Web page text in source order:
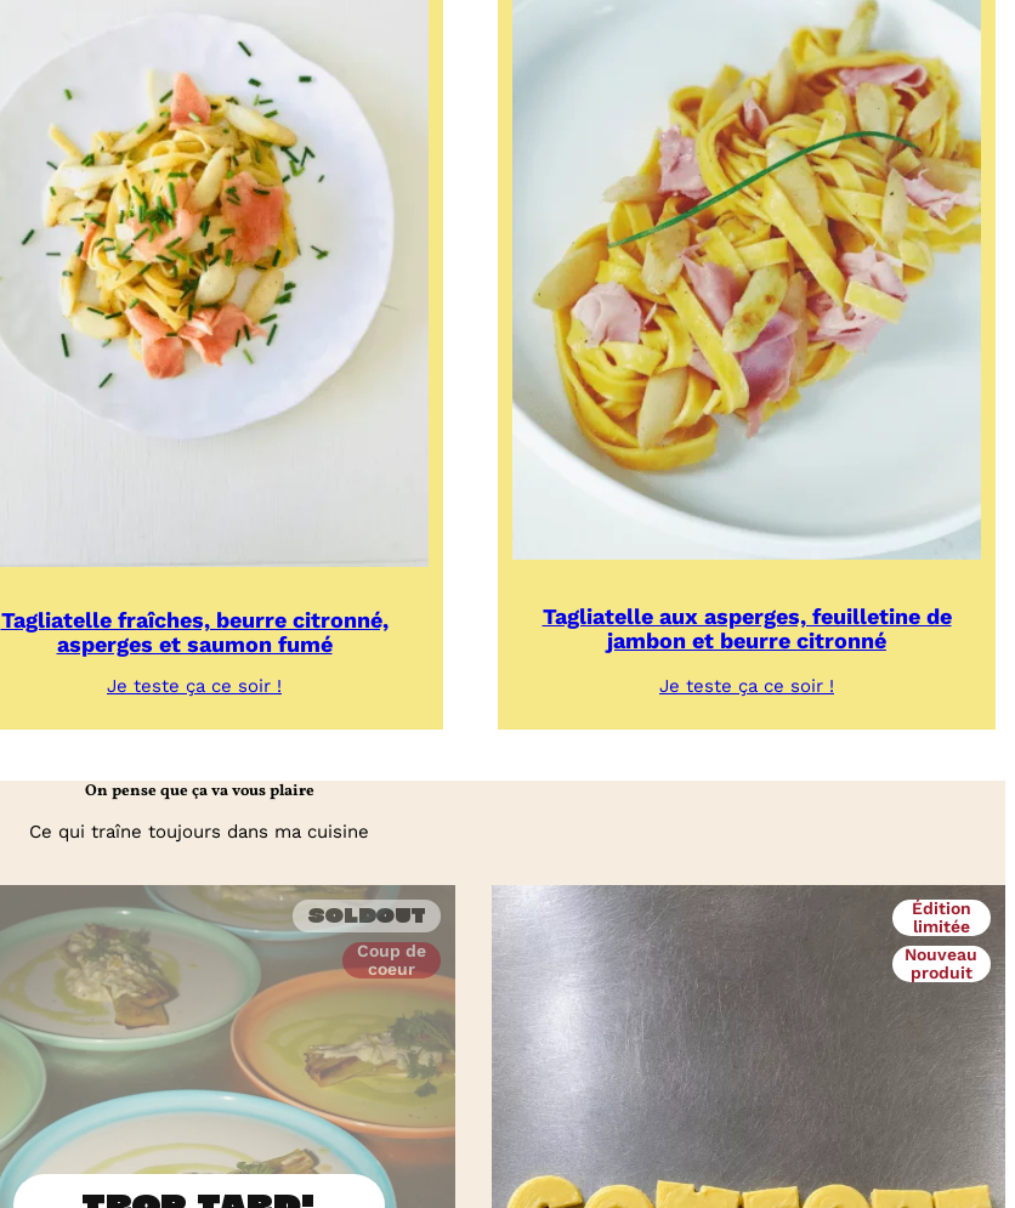
Tagliatelle fraîches, beurre citronné,
asperges et saumon fumé
Je teste ça ce soir !
fraîches,
asperges
saumon
Tagliatelle aux asperges, feuilletine de
jambon et beurre citronné
Je teste ça ce soir !
aux
citronné
On pense que ça va vous plaire
Ce qui traîne toujours dans ma cuisine
Soldout
Coup de
coeur
Édition
limitée
Nouveau
produit